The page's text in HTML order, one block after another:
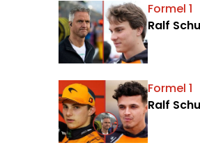
Formel 1
Ralf
Formel 1
Ralf